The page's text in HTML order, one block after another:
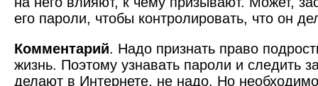
его пароли, чтобы контролировать, что он
Комментарий. Надо признать право
жизнь. Поэтому узнавать пароли и следить
делают в Интернете, не надо. Но необходимо